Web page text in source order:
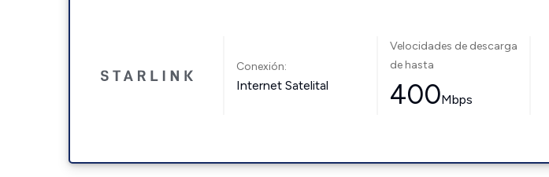
Conexión:
Internet Satelital
Velocidades de descarga
de hasta
400Mbps